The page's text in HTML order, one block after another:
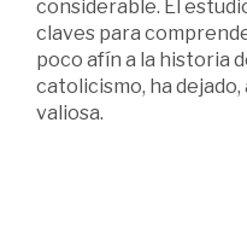
considerable. El
claves para
poco afín a la historia
catolicismo, ha
valiosa.